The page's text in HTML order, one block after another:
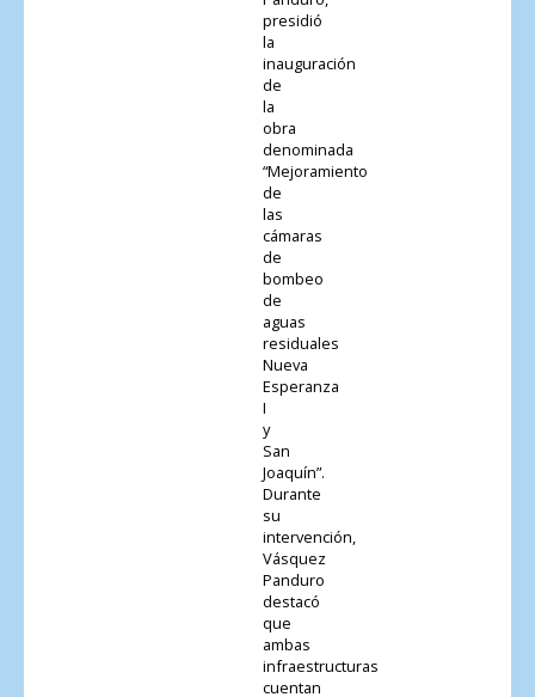
presidió
la
inauguración
de
la
obra
denominada
“Mejoramiento
de
las
cámaras
de
bombeo
de
aguas
residuales
Nueva
Esperanza
I
y
San
Joaquín”.
Durante
su
intervención,
Vásquez
Panduro
destacó
que
ambas
infraestructuras
cuentan